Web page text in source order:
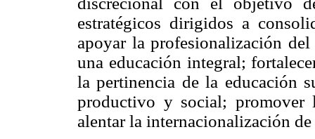
estratégicos dirigidos a
apoyar la profesionalización
una educación integral;
la pertinencia de la educación
productivo y social;
alentar la internacionalización